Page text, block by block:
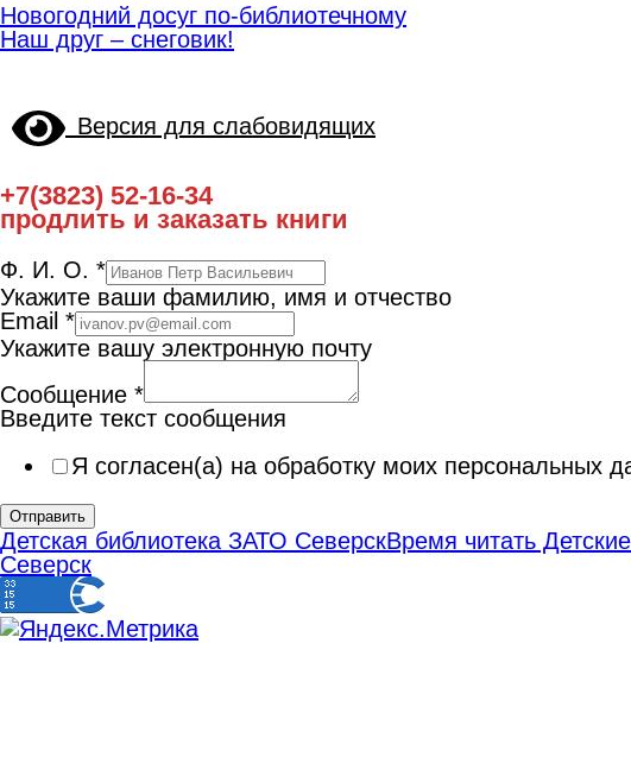
Новогодний досуг по-библиотечному
Наш друг – снеговик!
Версия для слабовидящих
+7(3823) 52-16-34
продлить и заказать книги
Ф. И. О. *
Укажите ваши фамилию, имя и отчество
Email *
Укажите вашу электронную почту
Сообщение *
Введите текст сообщения
Я согласен(а) на обработку моих персональных
Отправить
Детская библиотека ЗАТО СеверскВремя читать
Северск